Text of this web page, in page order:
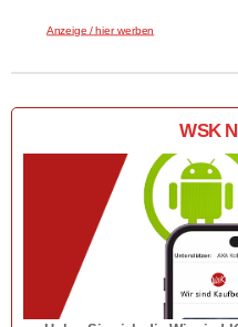
Anzeige / hier werben
WSK